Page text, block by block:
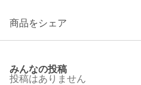
商品をシェア
みんなの投稿
投稿はありません